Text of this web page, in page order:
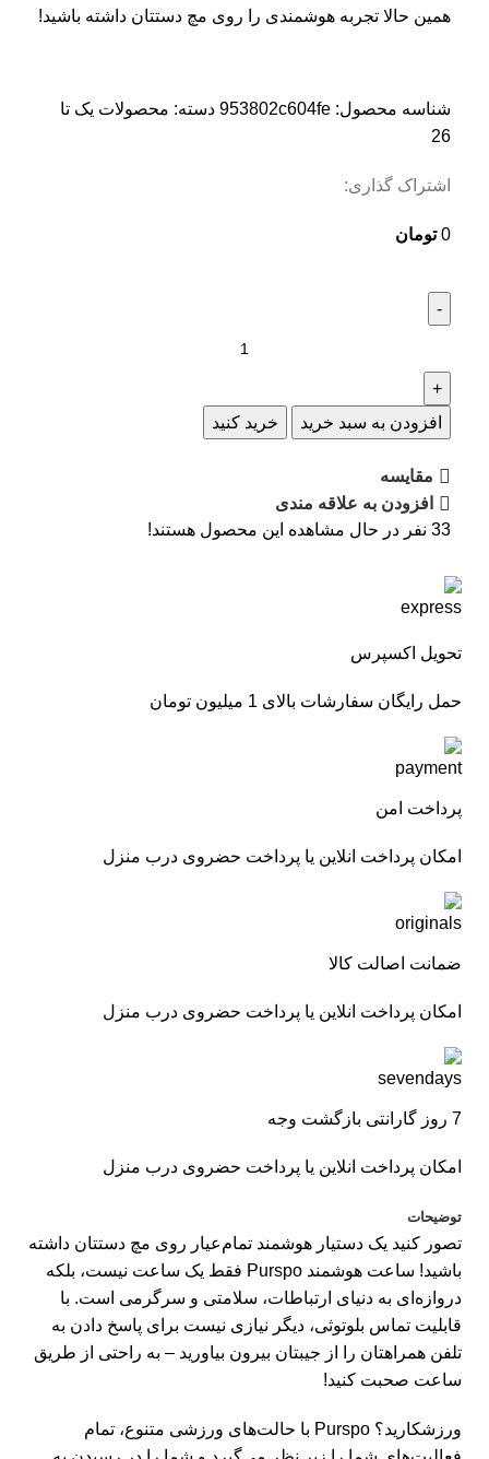
همین حالا تجربه هوشمندی را روی مچ دستتان داشته باشید!
شناسه محصول: 953802c604fe دسته: محصولات یک تا
26
اشتراک گذاری:
0 تومان
افزودن به سبد خرید خرید کنید
مقایسه
افزودن به علاقه مندی
33 نفر در حال مشاهده این محصول هستند!
تحویل اکسپرس
حمل رایگان سفارشات بالای 1 میلیون تومان
پرداخت امن
امکان پرداخت انلاین یا پرداخت حضروی درب منزل
ضمانت اصالت کالا
امکان پرداخت انلاین یا پرداخت حضروی درب منزل
7 روز گارانتی بازگشت وجه
امکان پرداخت انلاین یا پرداخت حضروی درب منزل
توضیحات
تصور کنید یک دستیار هوشمند تمام‌عیار روی مچ دستتان داشته
باشید! ساعت هوشمند Purspo فقط یک ساعت نیست، بلکه
دروازه‌ای به دنیای ارتباطات، سلامتی و سرگرمی است. با
قابلیت تماس بلوتوثی، دیگر نیازی نیست برای پاسخ دادن به
تلفن همراهتان را از جیبتان بیرون بیاورید – به راحتی از طریق
ساعت صحبت کنید!
ورزشکارید؟ Purspo با حالت‌های ورزشی متنوع، تمام